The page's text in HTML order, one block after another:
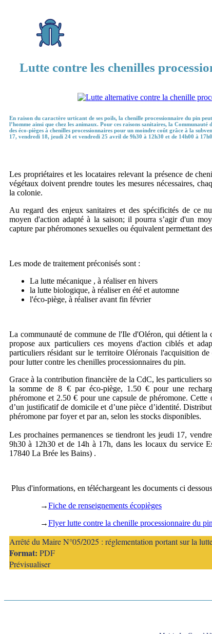
Lutte contre les chenilles
En raison du caractère urticant de ses poils, la chenille processionnaire du pin
l’homme ainsi que chez les animaux. Pour ces raisons sanitaires, la
des éco-pièges à chenilles processionnaires pour un moindre coût grâce à la
17, vendredi 18, jeudi 24 et vendredi 25 avril de 9h30 à 12h30 et de 14h00 à
Les propriétaires et les locataires relevant la présence de
végétaux doivent prendre toutes les mesures nécessaires,
la colonie.
Au regard des enjeux sanitaires et des spécificités de ce
moyen d'action adapté à la saison; il pourra s’agir d'un
capture par phéromones sexuelles ou équivalent permettant
Les mode de traitement préconisés sont :
La lutte mécanique , à réaliser en hivers
la lutte biologique, à réaliser en été et automne
l'éco-piège, à réaliser avant fin février
La communauté de commune de l'Ile d'Oléron, qui détient la
propose aux particuliers ces moyens d'action ciblés et
particuliers résidant sur le territoire Oléronais l'acquisition
pour lutter contre les chenilles processionnaires du pin.
Grace à la contribution financière de la CdC, les particuliers
la somme de 8 € par éco-piège, 1.50 € pour une
phéromone et 2.50 € pour une capsule de phéromone. Cette
d’un justificatif de domicile et d’une pièce d’identité.
phéromone par foyer et par an, selon les stocks disponibles.
Les prochaines permanences se tiendront les jeudi 17,
9h30 à 12h30 et de 14h à 17h, dans les locaux du service
17840 La Brée les Bains) .
Plus d'informations, en téléchargeant les documents ci
→Fiche de renseignements écopièges
→Flyer lutte contre la chenille processionnaire du pin
Arrêté du Maire N°05/2025 : réglementation portant sur la
Format: PDF
Prévisualiser